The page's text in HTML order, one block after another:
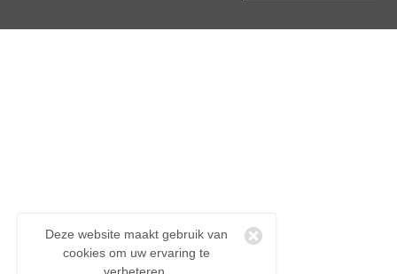
Deze website maakt gebruik van
cookies om uw ervaring te